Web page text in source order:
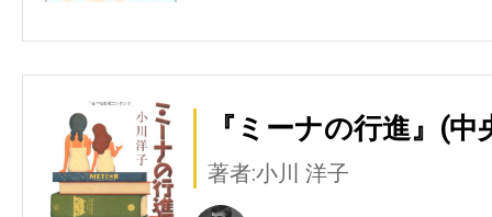
『ミーナの行進』(中
著者:小川 洋子